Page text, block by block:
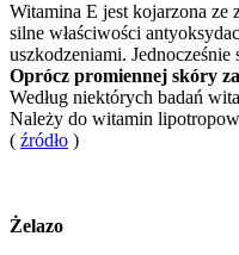
Witamina E jest kojarzona ze
silne właściwości
uszkodzeniami.
Oprócz promiennej skóry
Według niektórych badań
Należy do witamin
( źródło )
Żelazo